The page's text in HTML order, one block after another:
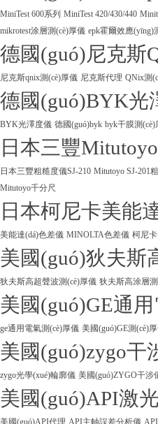
MiniTest 600系列 MiniTest 420/430/440
mikrotest涂層測(cè)厚儀 epk霍爾效應(yīng)
德國(guó)尼克斯
尼克斯qnix測(cè)厚儀 尼克斯代理 QNix測
德國(guó)BYK光
BYK光澤度儀 德國(guó)byk byk干膜測(cè)
日本三豐Mitutoyo
日本三豐粗糙度儀SJ-210 Mitutoyo SJ-201
Mitutoyo千分尺
日本柯尼卡美能
美能達(dá)色差儀 MINOLTA色差儀 柯尼
美國(guó)狄夫斯
狄夫斯高超聲波測(cè)厚儀 狄夫斯高涂層
美國(guó)GE通
ge通用電氣測(cè)厚儀 美國(guó)GE測(cè)
美國(guó)zygo干
zygo光學(xué)輪廓儀 美國(guó)ZYGO干涉
美國(guó)API激
美國(guó)API代理 API主軸誤差分析儀